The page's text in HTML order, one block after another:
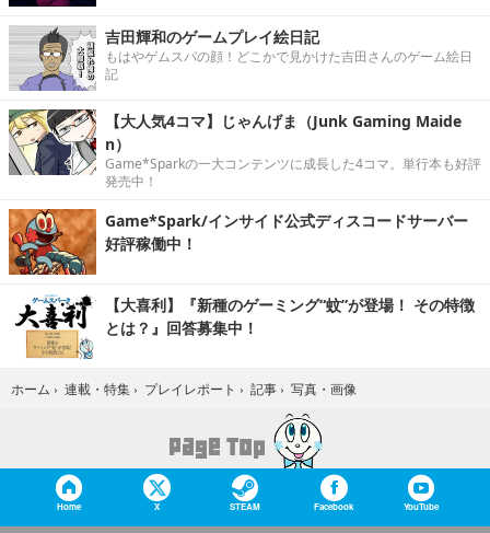
吉田輝和のゲームプレイ絵日記
もはやゲムスパの顔！どこかで見かけた吉田さんのゲーム絵日
記
【大人気4コマ】じゃんげま（Junk Gaming Maide
n）
Game*Sparkの一大コンテンツに成長した4コマ。単行本も好評
発売中！
Game*Spark/インサイド公式ディスコードサーバー
好評稼働中！
【大喜利】『新種のゲーミング“蚊”が登場！ その特徴
とは？』回答募集中！
ホーム › 連載・特集 › プレイレポート › 記事 › 写真・画像
Home X STEAM Facebook YouTube